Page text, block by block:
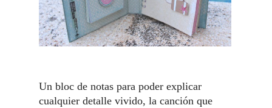
Un bloc de notas para poder explicar
cualquier detalle vivido, la canción que